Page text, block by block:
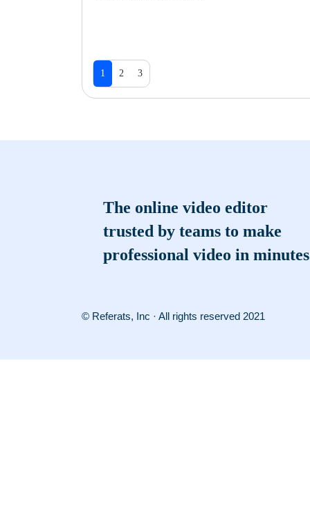
1 2 3
The online video editor
trusted by teams to make
professional video in minutes
© Referats, Inc · All rights reserved 2021